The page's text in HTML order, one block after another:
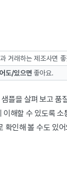
과 거래하는 제조사면
도/있으면 좋아요.
플을 살펴 보고 품
해할 수 있도록
확인해 볼 수도 있